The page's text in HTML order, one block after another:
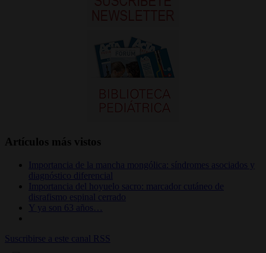
Artículos más vistos
Importancia de la mancha mongólica: síndromes asociados y
diagnóstico diferencial
Importancia del hoyuelo sacro: marcador cutáneo de
disrafismo espinal cerrado
Y ya son 63 años…
Suscribirse a este canal RSS